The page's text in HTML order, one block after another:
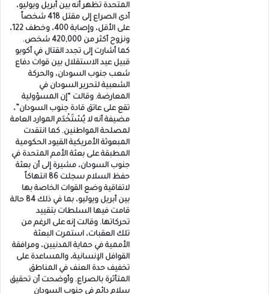
المتحدة تظهر أنه بين أبريل ويوليو،
أدى الصراع إلى مقتل 418 شخصاً
على الأقل، وإصابة 400، وخطف 122،
ونزوح أكثر من 420,000 شخص.
كما أشارت إلى تجدد القتال في أكوبو
قبيل عيد الاستقلال بين قوات دفاع
شعب جنوب السودان، والحركة
الشعبية لتحرير السودان في
المعارضة. وقالت “إن المسؤولية
تقع على عاتق قادة جنوب السودان”،
مضيفة أنه لا يُسْتَخْدَم الموارد العامة
لمصلحة المواطنين. كما انتقدت
المبعوثة الأمريكية القيود الحكومية
المطبقة على بعثة الأمم المتحدة في
جنوب السودان، مشيرة إلى أن بعثة
حفظ السلام سجلت 86 انتهاكاً
لاتفاقية وضع القوات الخاصة بها
بين أبريل ويوليو، بما في ذلك 84 حالة
قامت فيها السلطات بتقييد
تحركاتها. وقالت إنه على الرغم من
تلك العقبات، استمرت البعثة
الأممية في حماية المدنيين، ومرافقة
القوافل الإنسانية، والمساعدة على
تخفيف حدة العنف في المناطق
المتأثرة بالصراع. وأوضحت أن تحقيق
سلام دائم في جنوب السودان